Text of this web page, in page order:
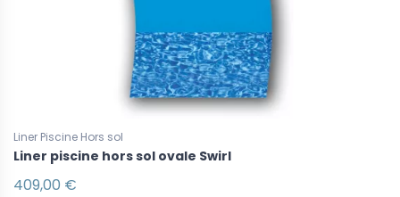
Liner Piscine Hors sol
Liner piscine hors sol ovale Swirl
409,00 €